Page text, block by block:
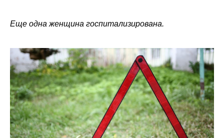
Еще одна женщина госпитализирована.